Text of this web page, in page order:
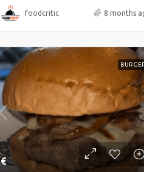
foodcritic 8 months
€